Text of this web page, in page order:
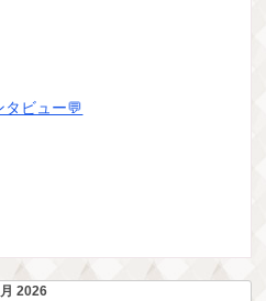
タビュー💬
2026